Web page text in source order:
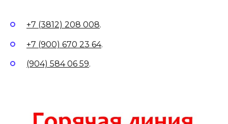
+7 (3812) 208 008.
+7 (900) 670 23 64.
(904) 584 06 59.